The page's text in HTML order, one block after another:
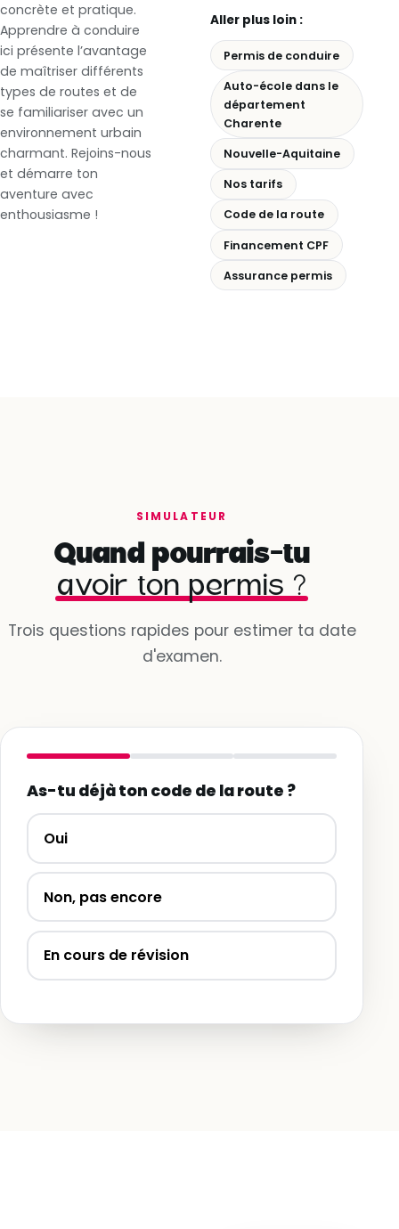
concrète et pratique.
Apprendre à conduire
ici présente l’avantage
de maîtriser différents
types de routes et de
se familiariser avec un
environnement urbain
charmant. Rejoins-nous
et démarre ton
aventure avec
enthousiasme !
Aller plus loin :
Permis de conduire
Auto-école dans le
département
Charente
Nouvelle-Aquitaine
Nos tarifs
Code de la route
Financement CPF
Assurance permis
SIMULATEUR
Quand pourrais-tu
avoir ton permis ?
Trois questions rapides pour estimer ta date
d'examen.
As-tu déjà ton code de la route ?
Oui
Non, pas encore
En cours de révision